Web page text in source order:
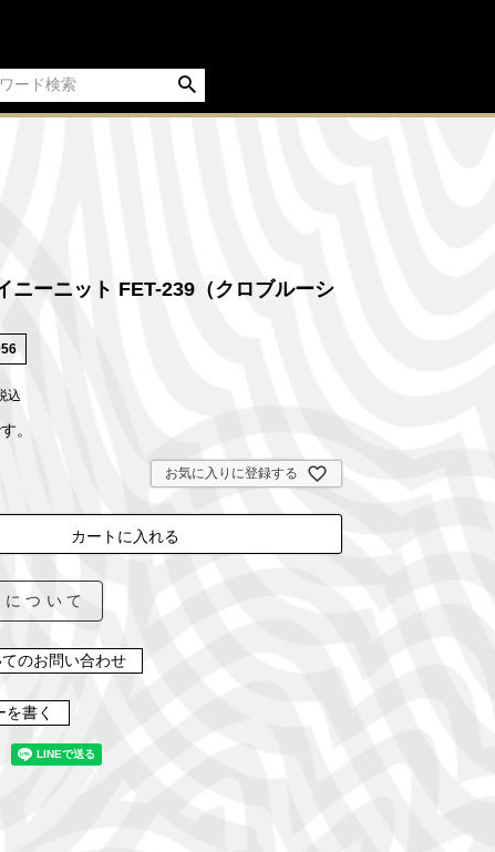
ニーニット FET-239（クロブルーシ
込
。
お気に入りに登録する
カートに入れる
ついて
のお問い合わせ
を書く